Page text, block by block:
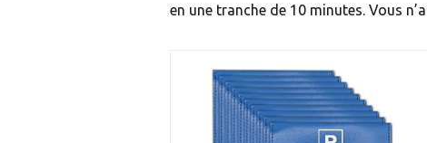
en une tranche de 10 minutes. Vous